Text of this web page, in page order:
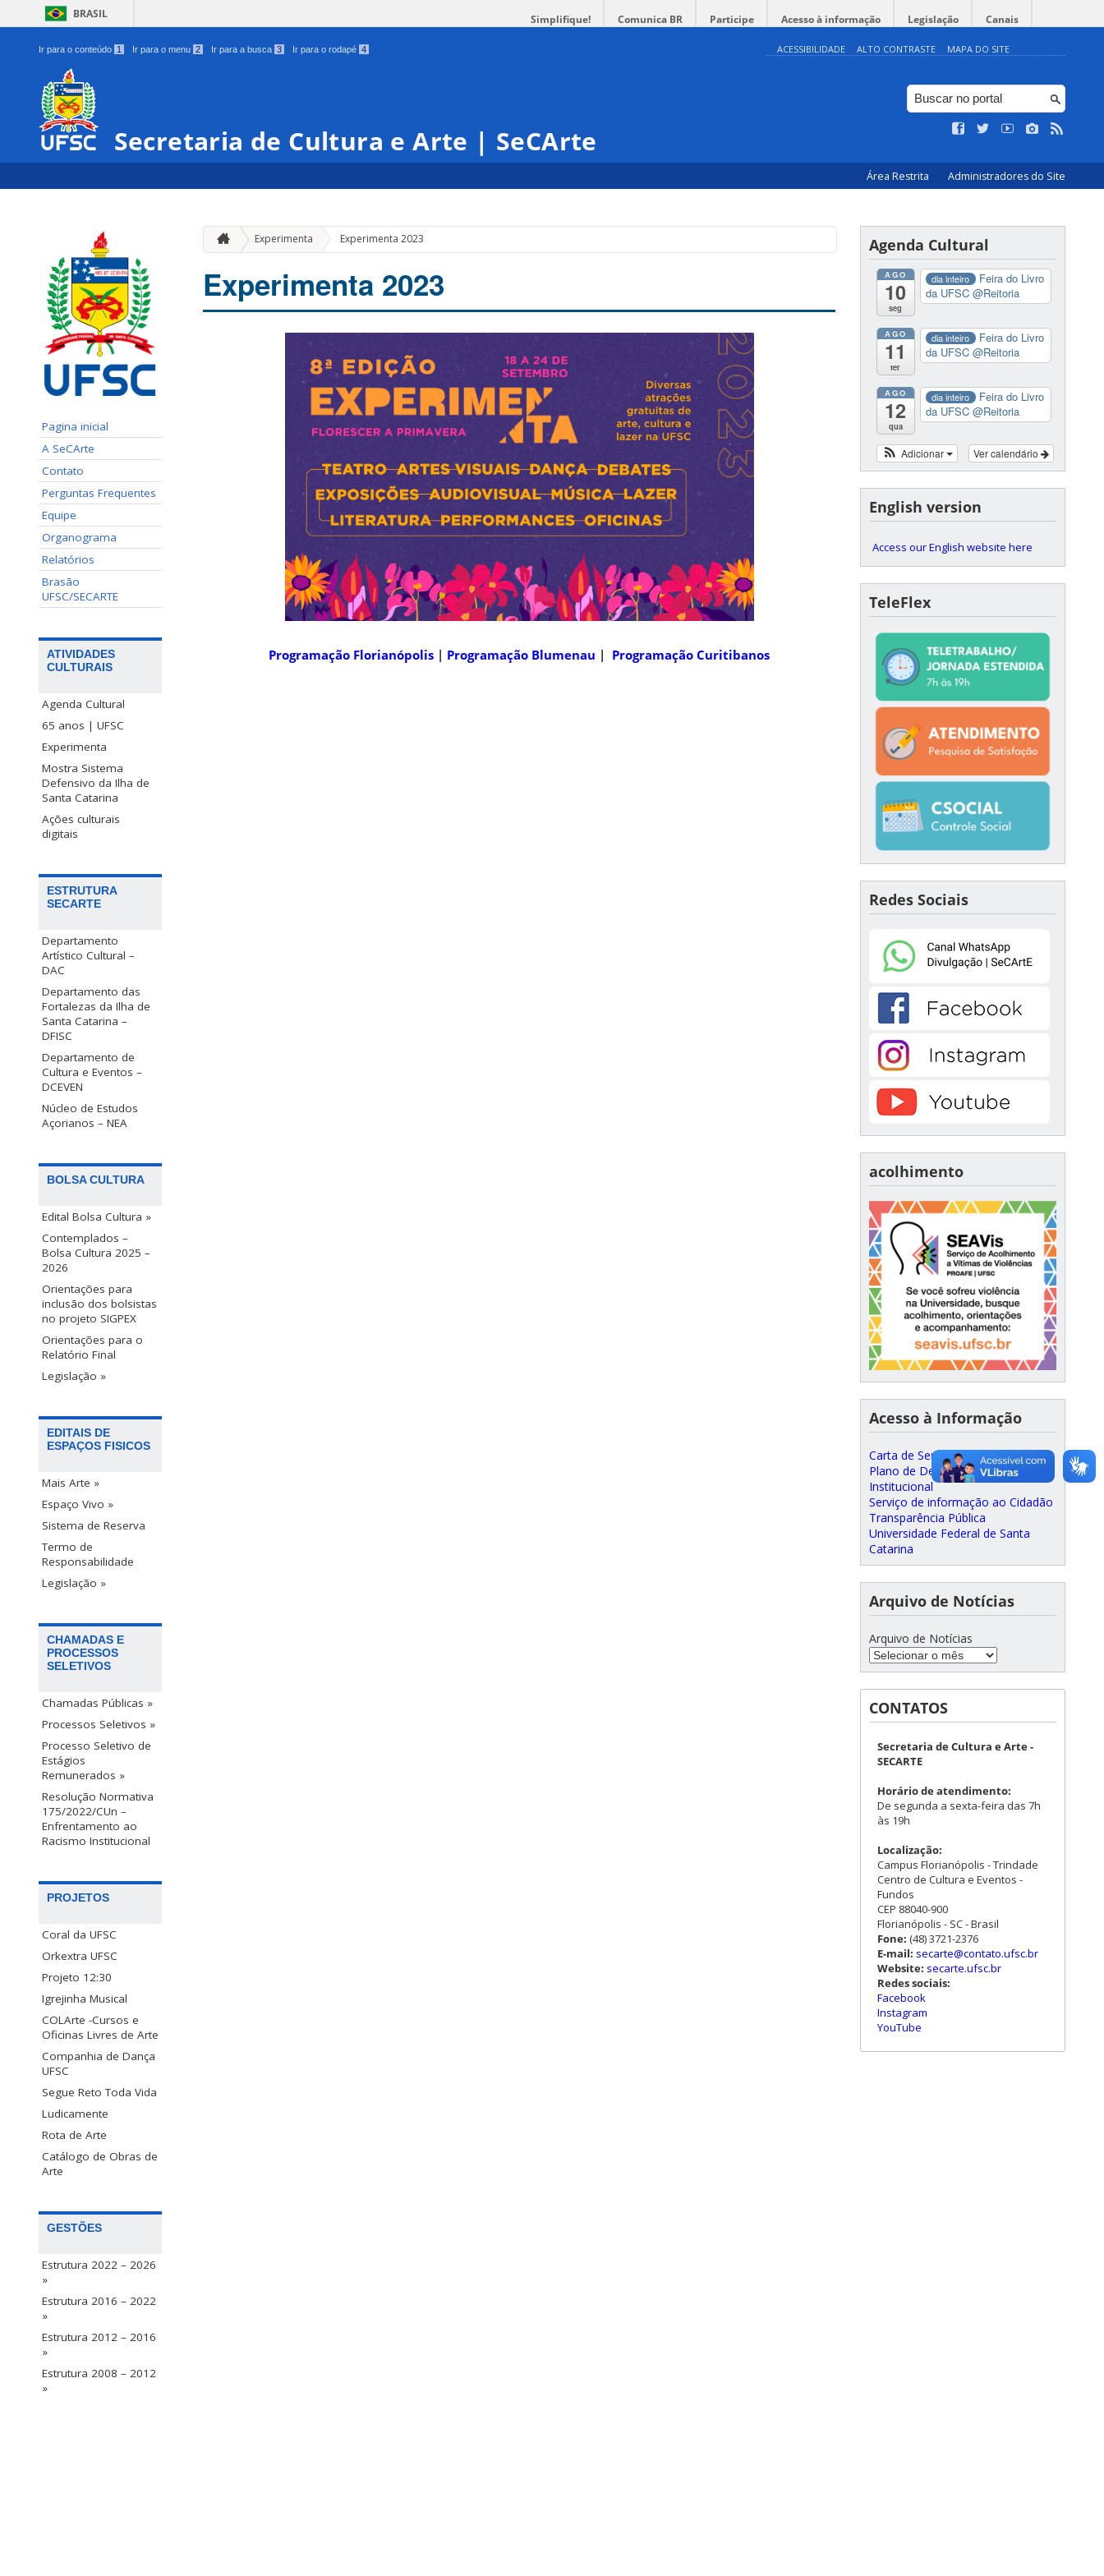
BRASIL Simplifique! Comunica BR Participe Acesso à informação Legislação Canais
Ir para o conteúdo 1 Ir para o menu 2 Ir para a busca 3 Ir para o rodapé 4 ACESSIBILIDADE ALTO CONTRASTE MAPA DO SITE
Secretaria de Cultura e Arte | SeCArte
Área Restrita Administradores do Site
Pagina inicial
A SeCArte
Contato
Perguntas Frequentes
Equipe
Organograma
Relatórios
Brasão
UFSC/SECARTE
ATIVIDADES
CULTURAIS
Agenda Cultural
65 anos | UFSC
Experimenta
Mostra Sistema
Defensivo da Ilha de
Santa Catarina
Ações culturais
digitais
ESTRUTURA
SECARTE
Departamento
Artístico Cultural –
DAC
Departamento das
Fortalezas da Ilha de
Santa Catarina –
DFISC
Departamento de
Cultura e Eventos –
DCEVEN
Núcleo de Estudos
Açorianos – NEA
BOLSA CULTURA
Edital Bolsa Cultura »
Contemplados –
Bolsa Cultura 2025 –
2026
Orientações para
inclusão dos bolsistas
no projeto SIGPEX
Orientações para o
Relatório Final
Legislação »
EDITAIS DE
ESPAÇOS FISICOS
Mais Arte »
Espaço Vivo »
Sistema de Reserva
Termo de
Responsabilidade
Legislação »
CHAMADAS E
PROCESSOS
SELETIVOS
Chamadas Públicas »
Processos Seletivos »
Processo Seletivo de
Estágios
Remunerados »
Resolução Normativa
175/2022/CUn –
Enfrentamento ao
Racismo Institucional
PROJETOS
Coral da UFSC
Orkextra UFSC
Projeto 12:30
Igrejinha Musical
COLArte -Cursos e
Oficinas Livres de Arte
Companhia de Dança
UFSC
Segue Reto Toda Vida
Ludicamente
Rota de Arte
Catálogo de Obras de
Arte
GESTÕES
Estrutura 2022 – 2026
»
Estrutura 2016 – 2022
»
Estrutura 2012 – 2016
»
Estrutura 2008 – 2012
»
Experimenta Experimenta 2023
Experimenta 2023
Programação Florianópolis | Programação Blumenau | Programação Curitibanos
Agenda Cultural
AGO
10
seg
dia inteiro
Feira do Livro
da UFSC @Reitoria
AGO
11
ter
dia inteiro
Feira do Livro
da UFSC @Reitoria
AGO
12
qua
dia inteiro
Feira do Livro
da UFSC @Reitoria
Ver calendário
Adicionar
English version
Access our English website here
TeleFlex
Redes Sociais
acolhimento
Acesso à Informação
Carta de Serviços ao Cidadão
Plano de Desenvolvimento
Institucional
Serviço de informação ao Cidadão
Transparência Pública
Universidade Federal de Santa
Catarina
Arquivo de Notícias
Arquivo de Notícias
CONTATOS
Secretaria de Cultura e Arte -
SECARTE
Horário de atendimento:
De segunda a sexta-feira das 7h
às 19h
Localização:
Campus Florianópolis - Trindade
Centro de Cultura e Eventos -
Fundos
CEP 88040-900
Florianópolis - SC - Brasil
Fone: (48) 3721-2376
E-mail: secarte@contato.ufsc.br
Website: secarte.ufsc.br
Redes sociais:
Facebook
Instagram
YouTube